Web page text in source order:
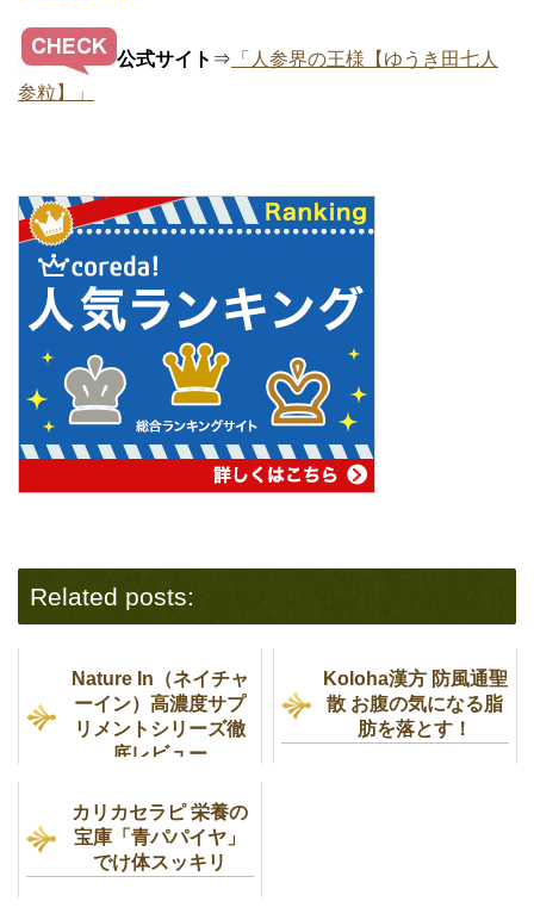
公式サイト ⇒ 「人参界の王様【ゆうき田七人
参粒】」
Related posts:
Nature In（ネイチャ
ーイン）高濃度サプ
リメントシリーズ徹
底レビュー
Koloha漢方 防風通聖
散 お腹の気になる脂
肪を落とす！
カリカセラピ 栄養の
宝庫「青パパイヤ」
でけ体スッキリ